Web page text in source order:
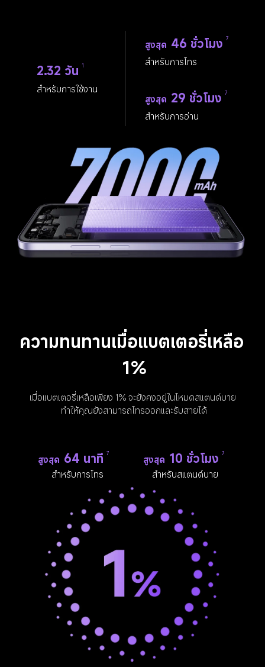
2.32 วัน 1
สำหรับการใช้งาน
สูงสุด 46 ชั่วโมง 7
สำหรับการโทร
สูงสุด 29 ชั่วโมง 7
สำหรับการอ่าน
ความทนทานเมื่อแบตเตอรี่เหลือ
1%
เมื่อแบตเตอรี่เหลือเพียง 1% จะยังคงอยู่ในโหมดสแตนด์บาย
ทำให้คุณยังสามารถโทรออกและรับสายได้
สูงสุด 64 นาที 7
สำหรับการโทร
สูงสุด 10 ชั่วโมง 7
สำหรับสแตนด์บาย